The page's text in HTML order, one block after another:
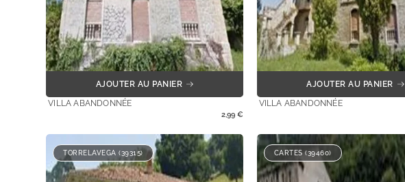
AJOUTER AU PANIER
VILLA ABANDONNÉE
2,99 €
AJOUTER AU PANIER
VILLA ABANDONNÉE
TORRELAVEGA (39315) CARTES (39460)